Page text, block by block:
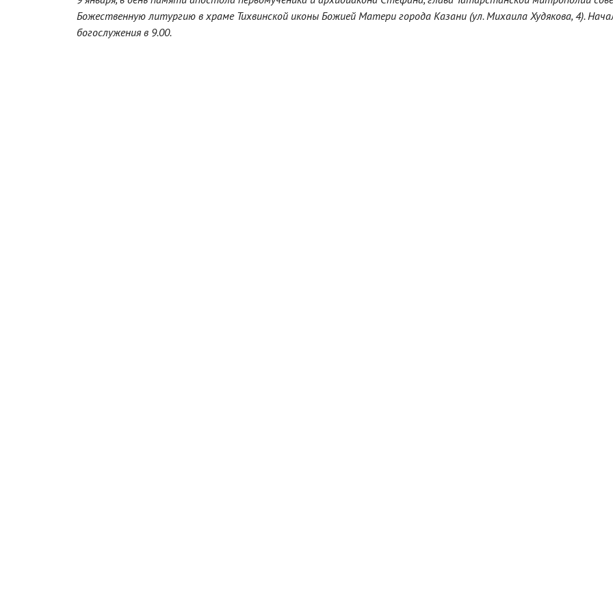
Божественную литургию в храме Тихвинской иконы Божией Матери города Казани (ул. Михаила Худякова, 4).
богослужения в 9.00.